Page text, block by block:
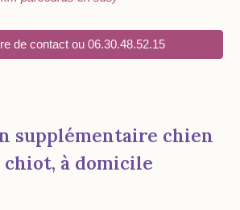
de contact ou 06.30.48.52.15
supplémentaire chien
chiot, à domicile